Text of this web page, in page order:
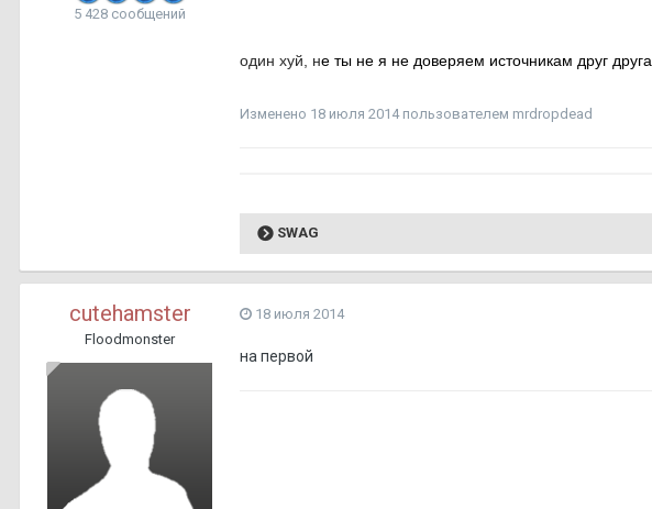
5 428 сообщений
один хуй, не ты не я не доверяем источникам друг друга
Изменено 18 июля 2014пользователем mrdropdead
SWAG
cutehamster
Floodmonster
18 июля 2014
на первой